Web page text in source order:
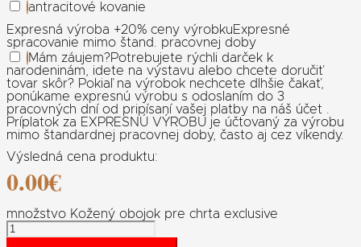
antracitové kovanie
Expresná výroba +20% ceny výrobkuExpresné
spracovanie mimo štand. pracovnej doby
Mám záujem?Potrebujete rýchli darček k
narodeninám, idete na výstavu alebo chcete doručiť
tovar skôr? Pokiaľ na výrobok nechcete dlhšie čakať,
ponúkame expresnú výrobu s odoslaním do 3
pracovných dní od pripísaní vašej platby na náš účet .
Príplatok za EXPRESNÚ VÝROBU je účtovaný za výrobu
mimo štandardnej pracovnej doby, často aj cez víkendy.
Výsledná cena produktu:
0.00€
množstvo Kožený obojok pre chrta exclusive